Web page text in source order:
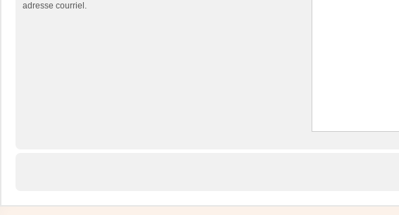
adresse courriel.